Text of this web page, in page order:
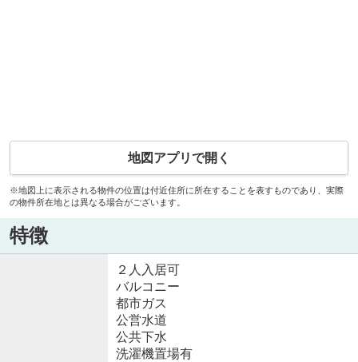
地図アプリで開く
※地図上に表示される物件の位置は付近住所に所在することを表すものであり、実際
の物件所在地とは異なる場合がございます。
特徴
２人入居可
バルコニー
都市ガス
公営水道
公共下水
洗濯機置場有